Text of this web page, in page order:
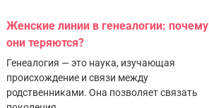
Женские линии в генеалогии: почему
они теряются?
Генеалогия — это наука, изучающая
происхождение и связи между
родственниками. Она позволяет связать